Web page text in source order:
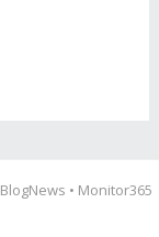
BlogNews • Monitor365